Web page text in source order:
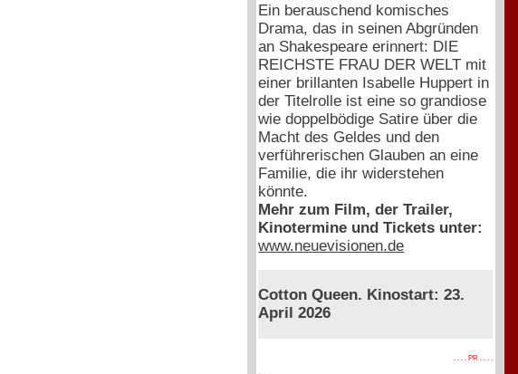
Ein berauschend komisches
Drama, das in seinen Abgründen
an Shakespeare erinnert: DIE
REICHSTE FRAU DER WELT mit
einer brillanten Isabelle Huppert in
der Titelrolle ist eine so grandiose
wie doppelbödige Satire über die
Macht des Geldes und den
verführerischen Glauben an eine
Familie, die ihr widerstehen
könnte.
Mehr zum Film, der Trailer,
Kinotermine und Tickets unter:
www.neuevisionen.de
Cotton Queen. Kinostart: 23.
April 2026
. . . . PR . . . .